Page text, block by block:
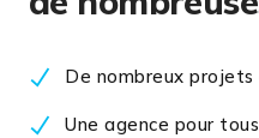
De nombreux
Une agence pour